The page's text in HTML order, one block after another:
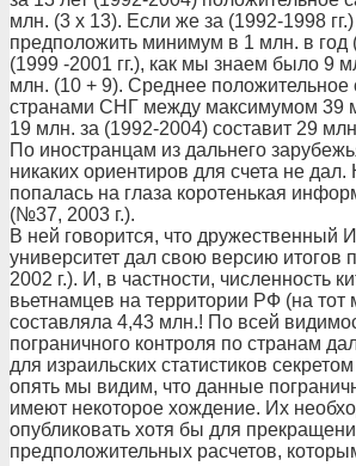
млн. (3 х 13). Если же за (1992-1998 гг.)
предположить минимум в 1 млн. в год
(1999 -2001 гг.), как мы знаем было 9
млн. (10 + 9). Среднее положительное
странами СНГ между максимумом 39
19 млн. за (1992-2004) составит 29
По иностранцам из дальнего
никаких ориентиров для счета не дал.
попалась на глаза коротенькая
(№37, 2003 г.).
В ней говорится, что дружественный
университет дал свою версию итогов
2002 г.). И, в частности, численность
вьетнамцев на территории РФ (на тот
составляла 4,43 млн.! По всей
пограничного контроля по странам
для израильских статистиков
опять мы видим, что данные
имеют некоторое хождение. Их
опубликовать хотя бы для
предположительных расчетов,